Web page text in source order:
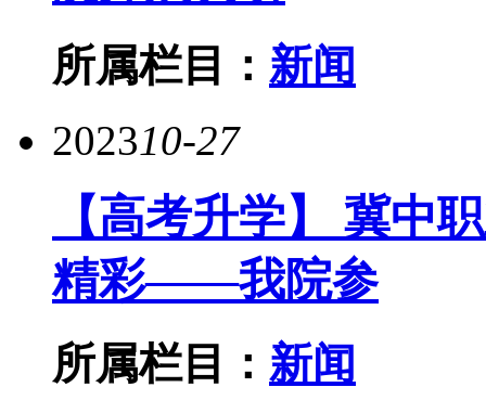
所属栏目： 新闻
202310-27
【高考升学】 冀中
精彩——我院参
所属栏目： 新闻